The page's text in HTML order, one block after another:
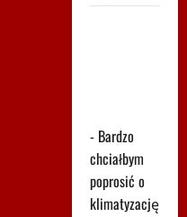
- Bardzo
chciałbym
poprosić o
klimatyzację